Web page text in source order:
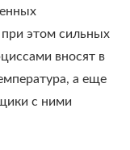
при этом сильных
вносят в
а еще
с ними